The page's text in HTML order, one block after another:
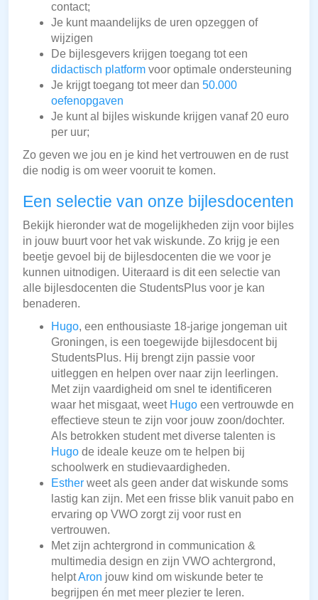
contact;
Je kunt maandelijks de uren opzeggen of
wijzigen
De bijlesgevers krijgen toegang tot een
didactisch platform voor optimale ondersteuning
Je krijgt toegang tot meer dan 50.000
oefenopgaven
Je kunt al bijles wiskunde krijgen vanaf 20 euro
per uur;
Zo geven we jou en je kind het vertrouwen en de rust
die nodig is om weer vooruit te komen.
Een selectie van onze bijlesdocenten
Bekijk hieronder wat de mogelijkheden zijn voor bijles
in jouw buurt voor het vak wiskunde. Zo krijg je een
beetje gevoel bij de bijlesdocenten die we voor je
kunnen uitnodigen. Uiteraard is dit een selectie van
alle bijlesdocenten die StudentsPlus voor je kan
benaderen.
Hugo, een enthousiaste 18-jarige jongeman uit
Groningen, is een toegewijde bijlesdocent bij
StudentsPlus. Hij brengt zijn passie voor
uitleggen en helpen over naar zijn leerlingen.
Met zijn vaardigheid om snel te identificeren
waar het misgaat, weet Hugo een vertrouwde en
effectieve steun te zijn voor jouw zoon/dochter.
Als betrokken student met diverse talenten is
Hugo de ideale keuze om te helpen bij
schoolwerk en studievaardigheden.
Esther weet als geen ander dat wiskunde soms
lastig kan zijn. Met een frisse blik vanuit pabo en
ervaring op VWO zorgt zij voor rust en
vertrouwen.
Met zijn achtergrond in communication &
multimedia design en zijn VWO achtergrond,
helptAron jouw kind om wiskunde beter te
begrijpen én met meer plezier te leren.